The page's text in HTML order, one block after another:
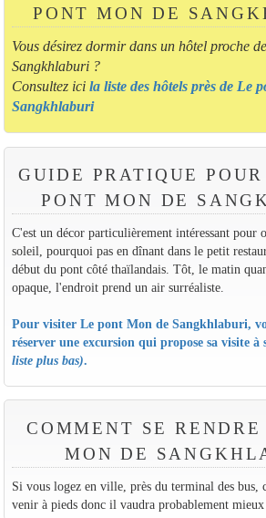
PONT MON DE
Vous désirez dormir dans un hôtel proche
Sangkhlaburi ?
Consultez ici la liste des hôtels près de Le
Sangkhlaburi
GUIDE PRATIQUE
PONT MON DE
C'est un décor particulièrement intéressant pour
soleil, pourquoi pas en dînant dans le petit
début du pont côté thaïlandais. Tôt, le matin
opaque, l'endroit prend un air surréaliste.
Pour visiter Le pont Mon de Sangkhlaburi,
réserver une excursion qui propose sa visite à
liste plus bas).
COMMENT SE
MON DE
Si vous logez en ville, près du terminal des bus,
venir à pieds donc il vaudra probablement